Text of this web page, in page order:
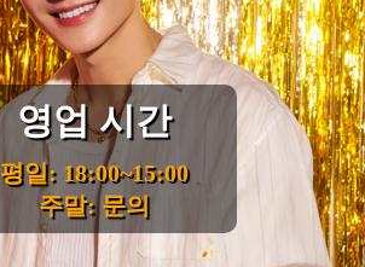
영업 시간
평일: 18:00~15:00
주말: 문의